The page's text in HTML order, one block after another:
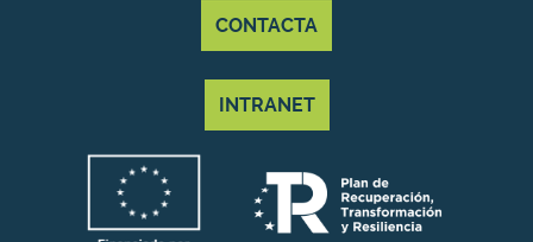
CONTACTA
INTRANET